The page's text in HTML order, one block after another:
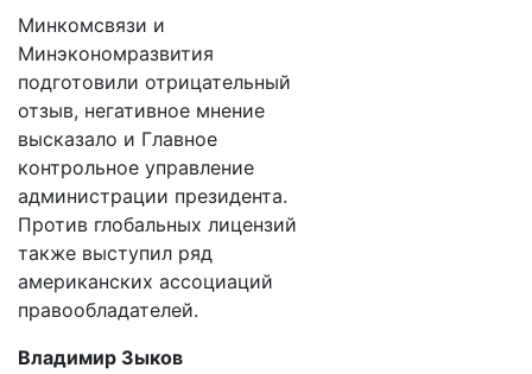
Минкомсвязи и
Минэкономразвития
подготовили отрицательный
отзыв, негативное мнение
высказало и Главное
контрольное управление
администрации президента.
Против глобальных лицензий
также выступил ряд
американских ассоциаций
правообладателей.
Владимир Зыков